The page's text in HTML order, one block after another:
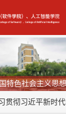
特色社会主义思想
贯彻习近平新时